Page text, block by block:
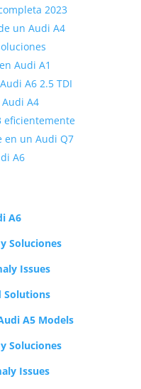
2023
un Audi A4
Audi A1
A6 2.5 TDI
A4
eficientemente
en un Audi Q7
A6
A6
Soluciones
Issues
Solutions
A5 Models
Soluciones
Issues